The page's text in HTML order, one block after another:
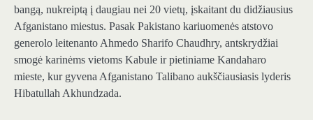
bangą, nukreiptą į daugiau nei 20 vietų, įskaitant du didžiausius
Afganistano miestus. Pasak Pakistano kariuomenės atstovo
generolo leitenanto Ahmedo Sharifo Chaudhry, antskrydžiai
smogė karinėms vietoms Kabule ir pietiniame Kandaharo
mieste, kur gyvena Afganistano Talibano aukščiausiasis lyderis
Hibatullah Akhundzada.